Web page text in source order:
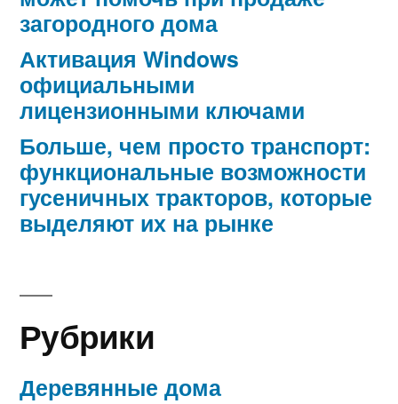
загородного дома
Активация Windows
официальными
лицензионными ключами
Больше, чем просто транспорт:
функциональные возможности
гусеничных тракторов, которые
выделяют их на рынке
Рубрики
Деревянные дома